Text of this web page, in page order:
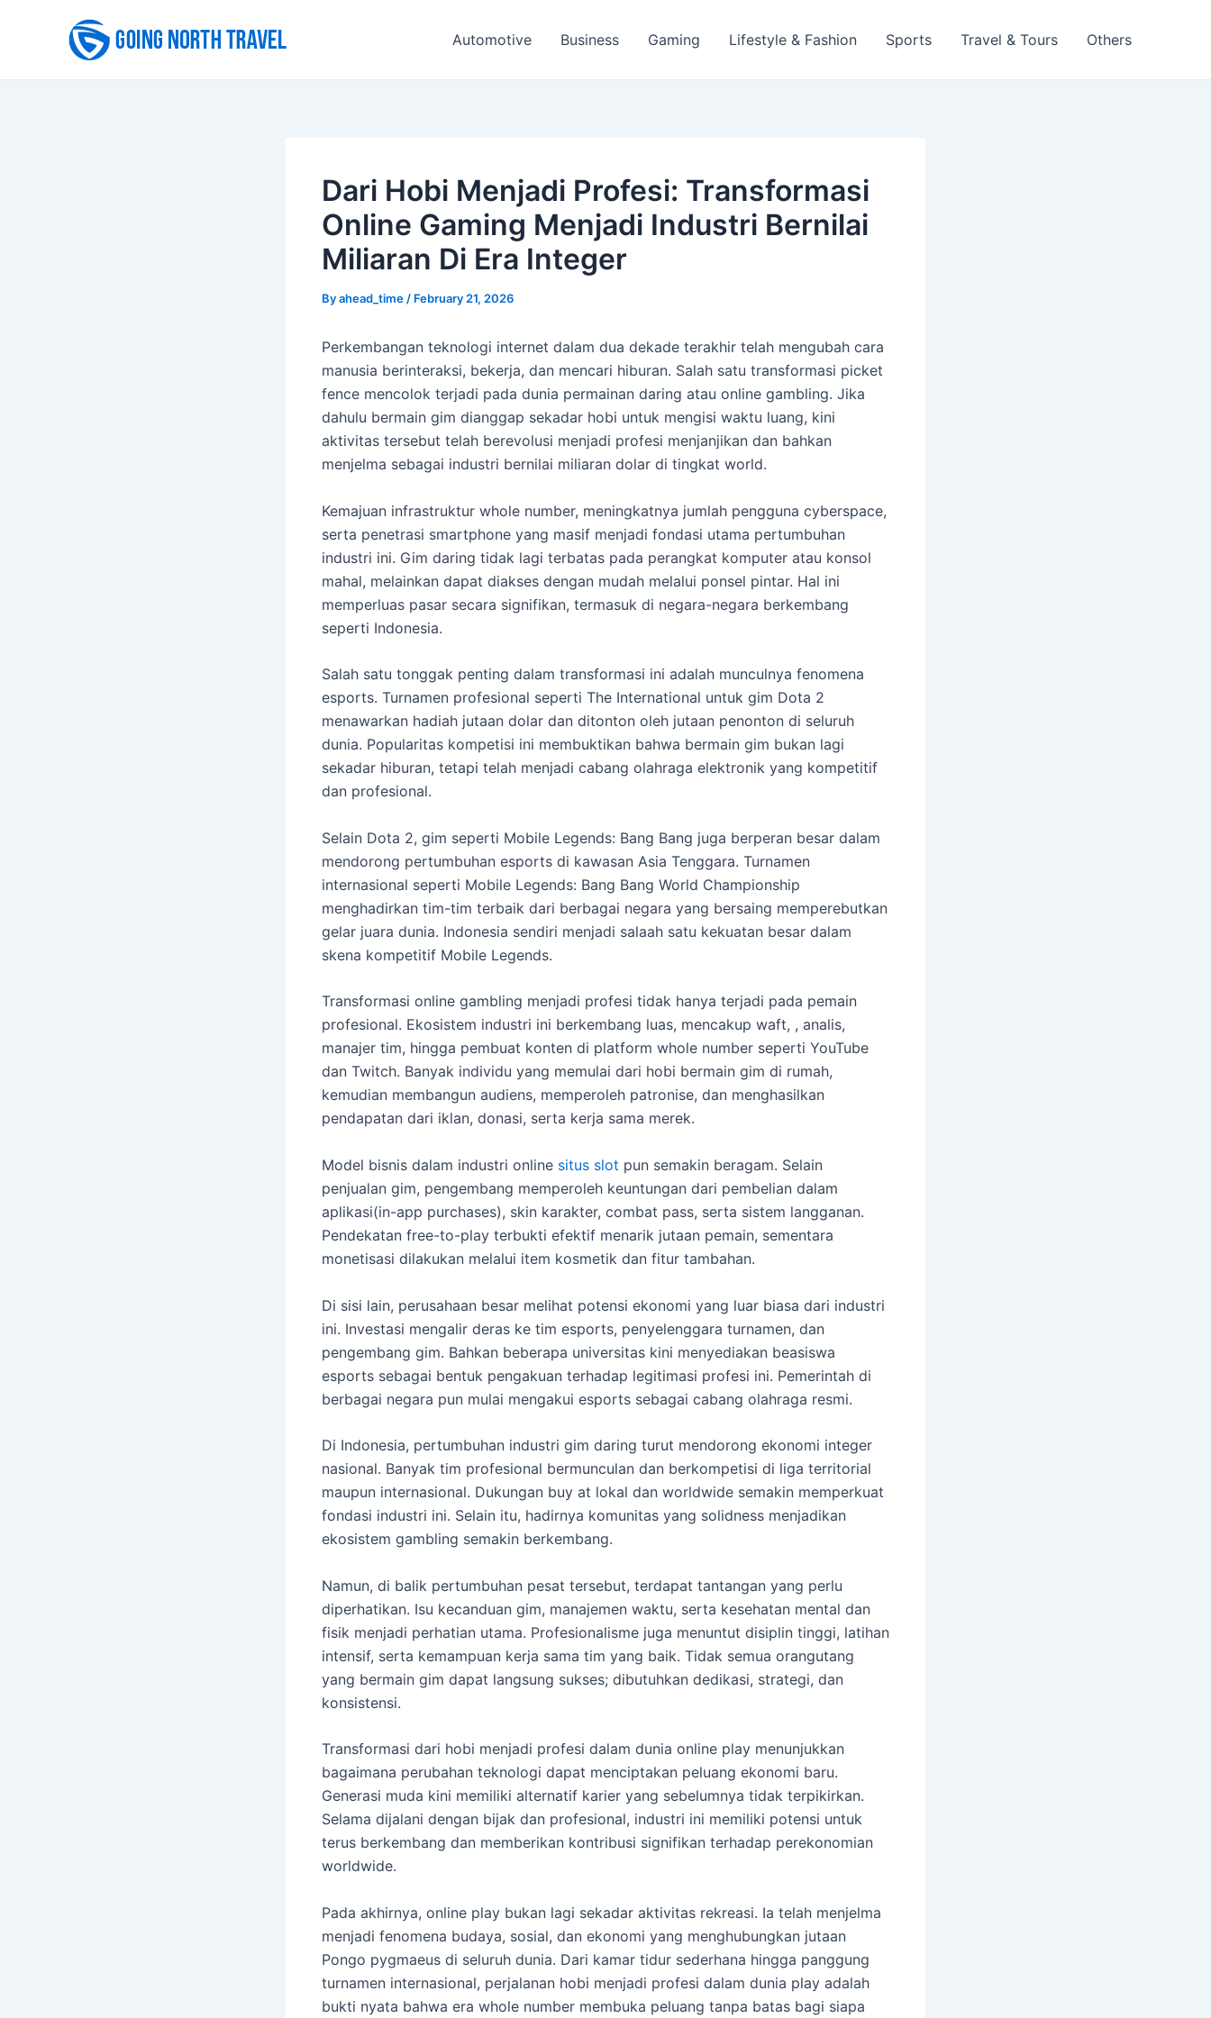
Automotive Business Gaming Lifestyle & Fashion Sports Travel & Tours Others
Dari Hobi Menjadi Profesi: Transformasi
Online Gaming Menjadi Industri Bernilai
Miliaran Di Era Integer
Byahead_time / February 21, 2026
Perkembangan teknologi internet dalam dua dekade terakhir telah mengubah cara
manusia berinteraksi, bekerja, dan mencari hiburan. Salah satu transformasi picket
fence mencolok terjadi pada dunia permainan daring atau online gambling. Jika
dahulu bermain gim dianggap sekadar hobi untuk mengisi waktu luang, kini
aktivitas tersebut telah berevolusi menjadi profesi menjanjikan dan bahkan
menjelma sebagai industri bernilai miliaran dolar di tingkat world.
Kemajuan infrastruktur whole number, meningkatnya jumlah pengguna cyberspace,
serta penetrasi smartphone yang masif menjadi fondasi utama pertumbuhan
industri ini. Gim daring tidak lagi terbatas pada perangkat komputer atau konsol
mahal, melainkan dapat diakses dengan mudah melalui ponsel pintar. Hal ini
memperluas pasar secara signifikan, termasuk di negara-negara berkembang
seperti Indonesia.
Salah satu tonggak penting dalam transformasi ini adalah munculnya fenomena
esports. Turnamen profesional seperti The International untuk gim Dota 2
menawarkan hadiah jutaan dolar dan ditonton oleh jutaan penonton di seluruh
dunia. Popularitas kompetisi ini membuktikan bahwa bermain gim bukan lagi
sekadar hiburan, tetapi telah menjadi cabang olahraga elektronik yang kompetitif
dan profesional.
Selain Dota 2, gim seperti Mobile Legends: Bang Bang juga berperan besar dalam
mendorong pertumbuhan esports di kawasan Asia Tenggara. Turnamen
internasional seperti Mobile Legends: Bang Bang World Championship
menghadirkan tim-tim terbaik dari berbagai negara yang bersaing memperebutkan
gelar juara dunia. Indonesia sendiri menjadi salaah satu kekuatan besar dalam
skena kompetitif Mobile Legends.
Transformasi online gambling menjadi profesi tidak hanya terjadi pada pemain
profesional. Ekosistem industri ini berkembang luas, mencakup waft, , analis,
manajer tim, hingga pembuat konten di platform whole number seperti YouTube
dan Twitch. Banyak individu yang memulai dari hobi bermain gim di rumah,
kemudian membangun audiens, memperoleh patronise, dan menghasilkan
pendapatan dari iklan, donasi, serta kerja sama merek.
Model bisnis dalam industri online situs slot pun semakin beragam. Selain
penjualan gim, pengembang memperoleh keuntungan dari pembelian dalam
aplikasi(in-app purchases), skin karakter, combat pass, serta sistem langganan.
Pendekatan free-to-play terbukti efektif menarik jutaan pemain, sementara
monetisasi dilakukan melalui item kosmetik dan fitur tambahan.
Di sisi lain, perusahaan besar melihat potensi ekonomi yang luar biasa dari industri
ini. Investasi mengalir deras ke tim esports, penyelenggara turnamen, dan
pengembang gim. Bahkan beberapa universitas kini menyediakan beasiswa
esports sebagai bentuk pengakuan terhadap legitimasi profesi ini. Pemerintah di
berbagai negara pun mulai mengakui esports sebagai cabang olahraga resmi.
Di Indonesia, pertumbuhan industri gim daring turut mendorong ekonomi integer
nasional. Banyak tim profesional bermunculan dan berkompetisi di liga territorial
maupun internasional. Dukungan buy at lokal dan worldwide semakin memperkuat
fondasi industri ini. Selain itu, hadirnya komunitas yang solidness menjadikan
ekosistem gambling semakin berkembang.
Namun, di balik pertumbuhan pesat tersebut, terdapat tantangan yang perlu
diperhatikan. Isu kecanduan gim, manajemen waktu, serta kesehatan mental dan
fisik menjadi perhatian utama. Profesionalisme juga menuntut disiplin tinggi, latihan
intensif, serta kemampuan kerja sama tim yang baik. Tidak semua orangutang
yang bermain gim dapat langsung sukses; dibutuhkan dedikasi, strategi, dan
konsistensi.
Transformasi dari hobi menjadi profesi dalam dunia online play menunjukkan
bagaimana perubahan teknologi dapat menciptakan peluang ekonomi baru.
Generasi muda kini memiliki alternatif karier yang sebelumnya tidak terpikirkan.
Selama dijalani dengan bijak dan profesional, industri ini memiliki potensi untuk
terus berkembang dan memberikan kontribusi signifikan terhadap perekonomian
worldwide.
Pada akhirnya, online play bukan lagi sekadar aktivitas rekreasi. Ia telah menjelma
menjadi fenomena budaya, sosial, dan ekonomi yang menghubungkan jutaan
Pongo pygmaeus di seluruh dunia. Dari kamar tidur sederhana hingga panggung
turnamen internasional, perjalanan hobi menjadi profesi dalam dunia play adalah
bukti nyata bahwa era whole number membuka peluang tanpa batas bagi siapa